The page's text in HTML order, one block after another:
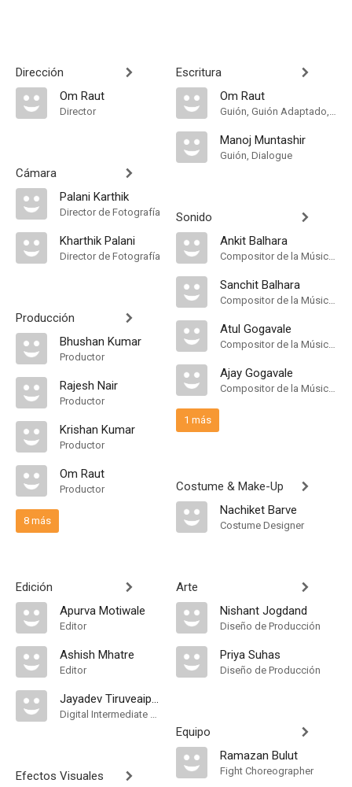
Dirección
Om Raut
Director
Cámara
Palani Karthik
Director de Fotografía
Kharthik Palani
Director de Fotografía
Producción
Bhushan Kumar
Productor
Rajesh Nair
Productor
Krishan Kumar
Productor
Om Raut
Productor
8 más
Edición
Apurva Motiwale
Editor
Ashish Mhatre
Editor
Jayadev Tiruveaipati
Digital Intermediate Colorist
Efectos Visuales
Escritura
Om Raut
Guión, Guión Adaptado, Historia
Manoj Muntashir
Guión, Dialogue
Sonido
Ankit Balhara
Compositor de la Música Original
Sanchit Balhara
Compositor de la Música Original
Atul Gogavale
Compositor de la Música Original
Ajay Gogavale
Compositor de la Música Original
1 más
Costume & Make-Up
Nachiket Barve
Costume Designer
Arte
Nishant Jogdand
Diseño de Producción
Priya Suhas
Diseño de Producción
Equipo
Ramazan Bulut
Fight Choreographer